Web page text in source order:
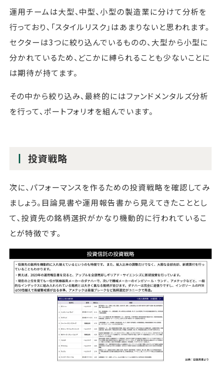
運用チームは大型、中型、小型の製造業に分けて分析を
行っており、「スタイルリスク」はあまりないと思われます。
セクターは3つに絞り込んでいるものの、大型から小型に
分かれているため、どこかに縛られることも少ないことに
は期待が持てます。
その中から絞り込み、最終的にはファンドメンタルズ分析
を行って、ポートフォリオを組んでいます。
投資戦略
次に、パフォーマンスを作るための投資戦略を確認してみ
ましょう。目論見書や運用報告書から見えてきたこととし
て、投資先の銘柄選択がかなり機動的に行われているこ
とが特徴です。